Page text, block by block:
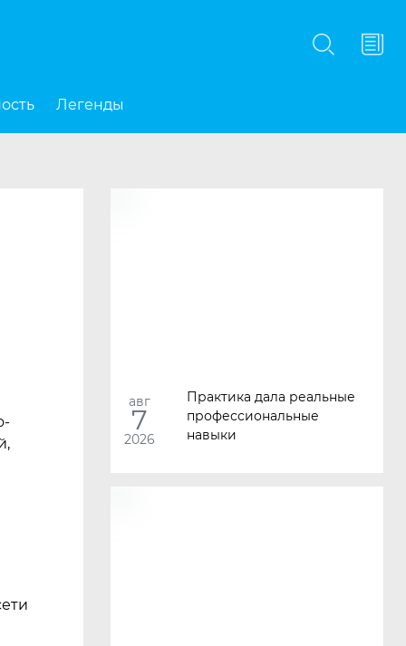
Подписаться
Легенды
авг
7
2026
Практика дала реальные
профессиональные
навыки